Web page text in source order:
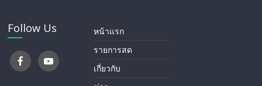
Follow Us
หน้าแรก
รายการสด
เกี่ยวกับ